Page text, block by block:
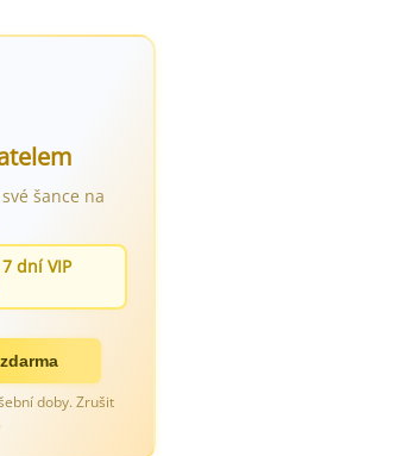
šance na
dní VIP
doby. Zrušit